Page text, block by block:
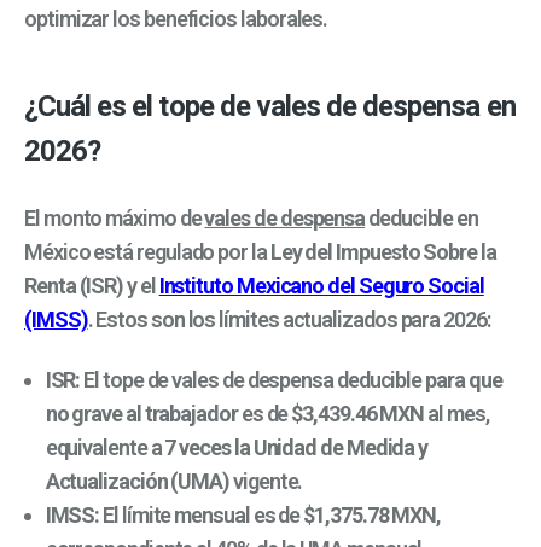
optimizar los beneficios laborales.
¿Cuál es el tope de vales de despensa en
2026?
El monto máximo devales de despensadeducible en
México está regulado por laLey del Impuesto Sobre la
Renta (ISR)y elInstituto Mexicano del Seguro Social
(IMSS). Estos son los límites actualizados para 2026:
ISR:El tope de vales de despensa deduciblepara que
no grave al trabajadores de$3,439.46 MXNal mes,
equivalente a7 veces la Unidad de Medida y
Actualización (UMA)vigente.
IMSS:El límite mensual es de$1,375.78 MXN,